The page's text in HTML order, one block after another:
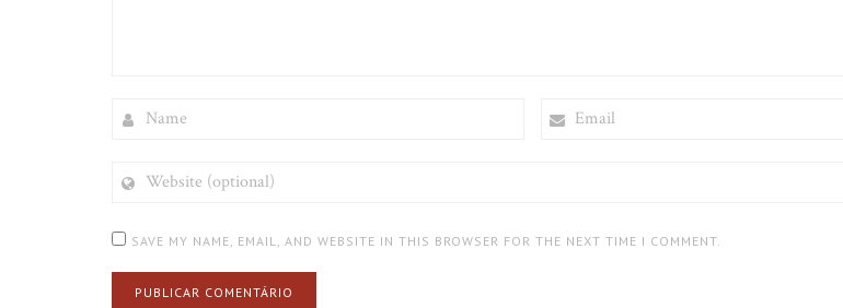
(OPTIONAL)
SAVE MY NAME, EMAIL, AND WEBSITE IN THIS BROWSER FOR THE NEXT TIME I COMMENT.